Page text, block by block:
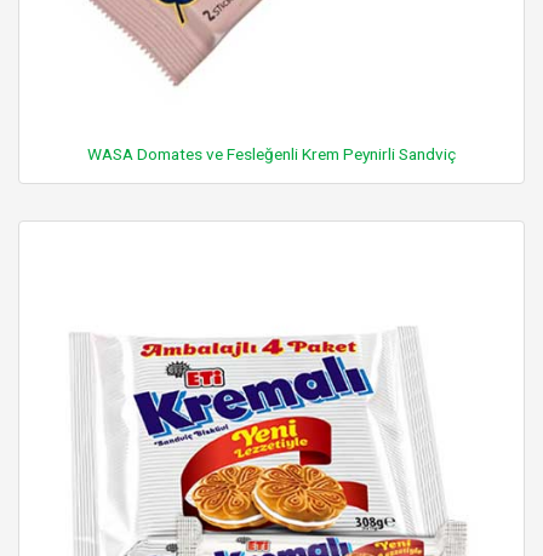
WASA Domates ve Fesleğenli Krem Peynirli Sandviç